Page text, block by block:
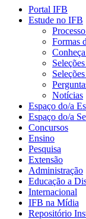
Portal IFB
Estude no IFB
Formas
Notícias
Espaço do/a
Espaço do/a
Concursos
Ensino
Pesquisa
Extensão
Administração
Educação a
Internacional
IFB na Mídia
Repositório